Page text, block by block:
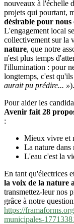
nouveaux à l'échelle
projets qui pourtant,
désirable pour nous
L'engagement local
collectivement sur la
nature, que notre
n'est plus temps
l'illumination : pour
longtemps, c'est
aurait pu prédire... »).
Pour aider les
Avenir fait 28
:
Mieux vivre et
La nature dans
L'eau c'est la
En tant qu'électrices
la voix de la nature
transmettez-leur nos
grâce à notre
https://
municipales-